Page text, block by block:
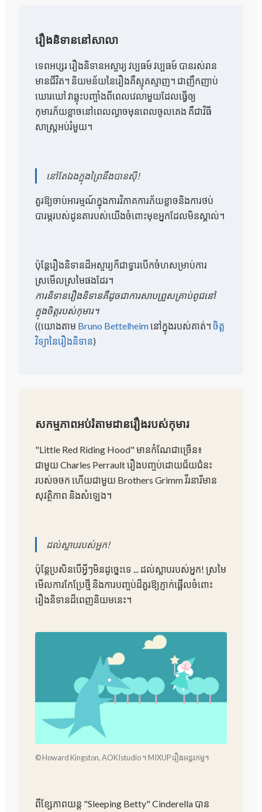
រឿងនិទាននៅសាលា
ទេពអប្សរ រឿងនិទានអស្ចារ្យ វប្បធម៍ វប្បធម៍ បានរស់រាន
មានជីវិត។ និយមន័យនៃរឿងគឺស្មុគស្មាញ។ ជាញឹកញាប់
ឃោរឃៅ វាឆ្លុះបញ្ចាំងពីពេលវេលាមួយដែលធ្វើឲ្យ
កុមារភ័យខ្លាចនៅពេលល្ងាចមុនពេលចូលគេង គឺជាវិធី
សាស្រ្តអប់រំមួយ។
នៅ​តែ​ឯង​ក្នុង​ព្រៃ​នឹង​បាន​ស៊ី!
គួរឱ្យចាប់អារម្មណ៍ក្នុងការវិភាគការភ័យខ្លាចនិងការថប់
បារម្ភរបស់ដូនតារបស់យើងចំពោះមុខអ្នកដែលមិនស្គាល់។
ប៉ុន្តែរឿងនិទានដ៏អស្ចារ្យក៏ជាទ្វារបើកចំហសម្រាប់ការ
ស្រមើលស្រមៃផងដែរ។
ការនិទានរឿងនិទានគឺដូចជាការសាបព្រួសគ្រាប់ពូជនៅ
ក្នុងចិត្តរបស់កុមារ។
((យោងតាម Bruno Bettelheimនៅក្នុងរបស់គាត់។ ចិត្ត
វិទ្យានៃរឿងនិទាន)
សកម្មភាពអប់រំតាមដានរឿងរបស់កុមារ
"Little Red Riding Hood" មានកំណែជាច្រើន៖
ជាមួយ Charles Perrault រឿងបញ្ចប់ដោយជ័យជំនះ
របស់ចចក ហើយជាមួយ Brothers Grimm វីរនារីមាន
សុវត្ថិភាព និងសំឡេង។
ដល់ស្លាបរបស់អ្នក!
ប៉ុន្តែប្រសិនបើអ្វីៗមិនដូច្នេះទេ ... ដល់ស្លាបរបស់អ្នក! ស្រមៃ
មើលការកែប្រែថ្មី និងការបញ្ចប់ដ៏គួរឱ្យភ្ញាក់ផ្អើលចំពោះ
រឿងនិទានដ៏ពេញនិយមនេះ។
© Howard Kingston, AOKIstudio ។ MIXUP រឿងអន្តរកម្ម។
ពីខ្សែភាពយន្ត "Sleeping Betty" Cinderella បាន